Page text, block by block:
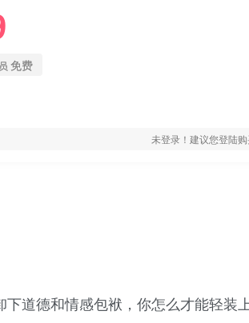
免费
未登录！建议您登陆
道德和情感包袱，你怎么才能轻装